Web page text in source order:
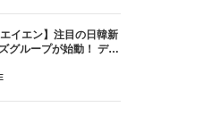
エイエン】注目の日韓新
グループが始動！ デビ
フレッシュな面々を独
ュー。7人の魅力に迫